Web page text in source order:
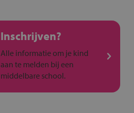
Inschrijven?
Alle informatie om je kind
aan te melden bij een
middelbare school.